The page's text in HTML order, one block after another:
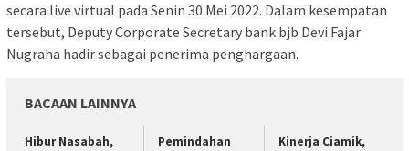
secara live virtual pada Senin 30 Mei 2022. Dalam kesempatan
tersebut, Deputy Corporate Secretary bank bjb Devi Fajar
Nugraha hadir sebagai penerima penghargaan.
BACAAN LAINNYA
Hibur Nasabah,
Pemindahan
Kinerja Ciamik,